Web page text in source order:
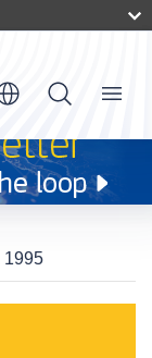
Menu
1995